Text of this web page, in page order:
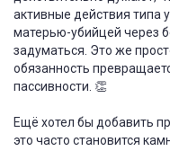
активные действия типа
матерью-убийцей через
задуматься. Это же
обязанность
пассивности. 👏
Ещё хотел бы добавить
это часто становится